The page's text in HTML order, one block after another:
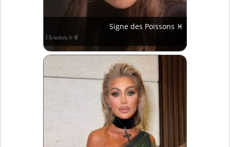
Signe des Poissons ♓